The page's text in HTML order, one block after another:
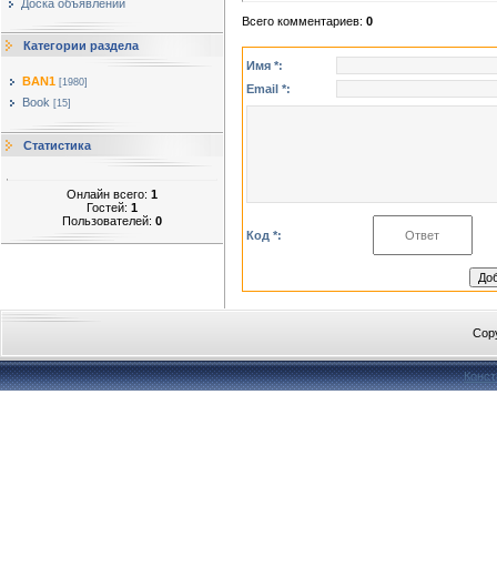
Доска объявлений
Категории раздела
BAN1 [1980]
Book [15]
Статистика
Онлайн всего: 1
Гостей: 1
Пользователей: 0
Всего комментариев: 0
Имя *:
Email *:
Код *: